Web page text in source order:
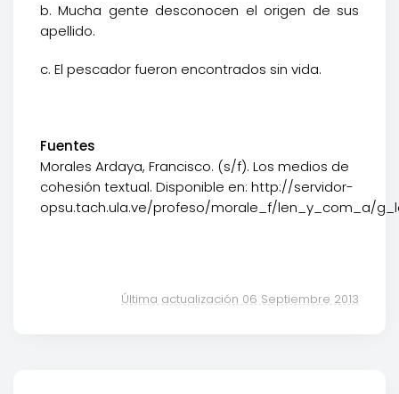
b. Mucha gente desconocen el origen de sus
apellido.
c. El pescador fueron encontrados sin vida.
Fuentes
Morales Ardaya, Francisco. (s/f). Los medios de
cohesión textual. Disponible en: http://servidor-
opsu.tach.ula.ve/profeso/morale_f/len_y_com_a/
Última actualización 06 Septiembre 2013